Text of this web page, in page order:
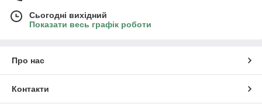
Сьогодні вихідний
Показати весь графік роботи
Про нас
Контакти